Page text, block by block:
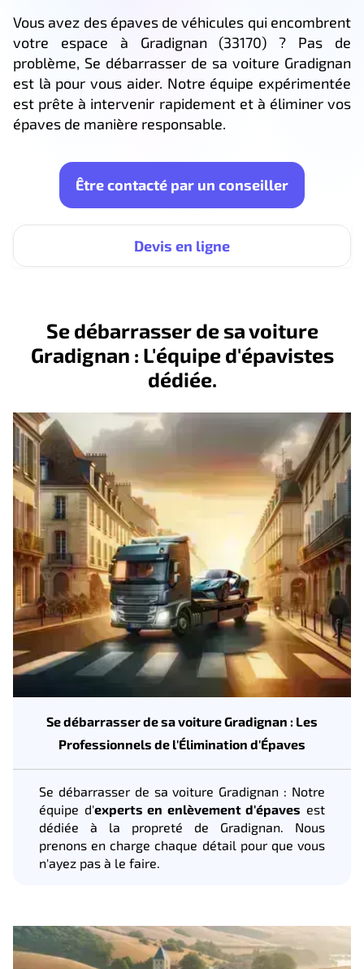
Vous avez des épaves de véhicules qui encombrent
votre espace à Gradignan (33170) ? Pas de
problème, Se débarrasser de sa voiture Gradignan
est là pour vous aider. Notre équipe expérimentée
est prête à intervenir rapidement et à éliminer vos
épaves de manière responsable.
Être contacté par un conseiller
Devis en ligne
Se débarrasser de sa voiture
Gradignan : L'équipe d'épavistes
dédiée.
Se débarrasser de sa voiture Gradignan : Les
Professionnels de l'Élimination d'Épaves
Se débarrasser de sa voiture Gradignan : Notre
équipe d'experts en enlèvement d'épaves est
dédiée à la propreté de Gradignan. Nous
prenons en charge chaque détail pour que vous
n'ayez pas à le faire.